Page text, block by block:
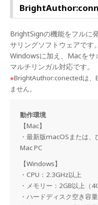
BrightSignの機能をフルに
サリングソフトウェアです。
Windowsに加え、Macをサ
マルチリンガル対応です。
※BrightAuthor:conectedは、
ません。
動作環境
【Mac】
・最新版macOSまたは
Mac PC
【Windows】
・CPU：2.3GHz以上
・メモリー：2GB以上（
・ハードディスク空き容